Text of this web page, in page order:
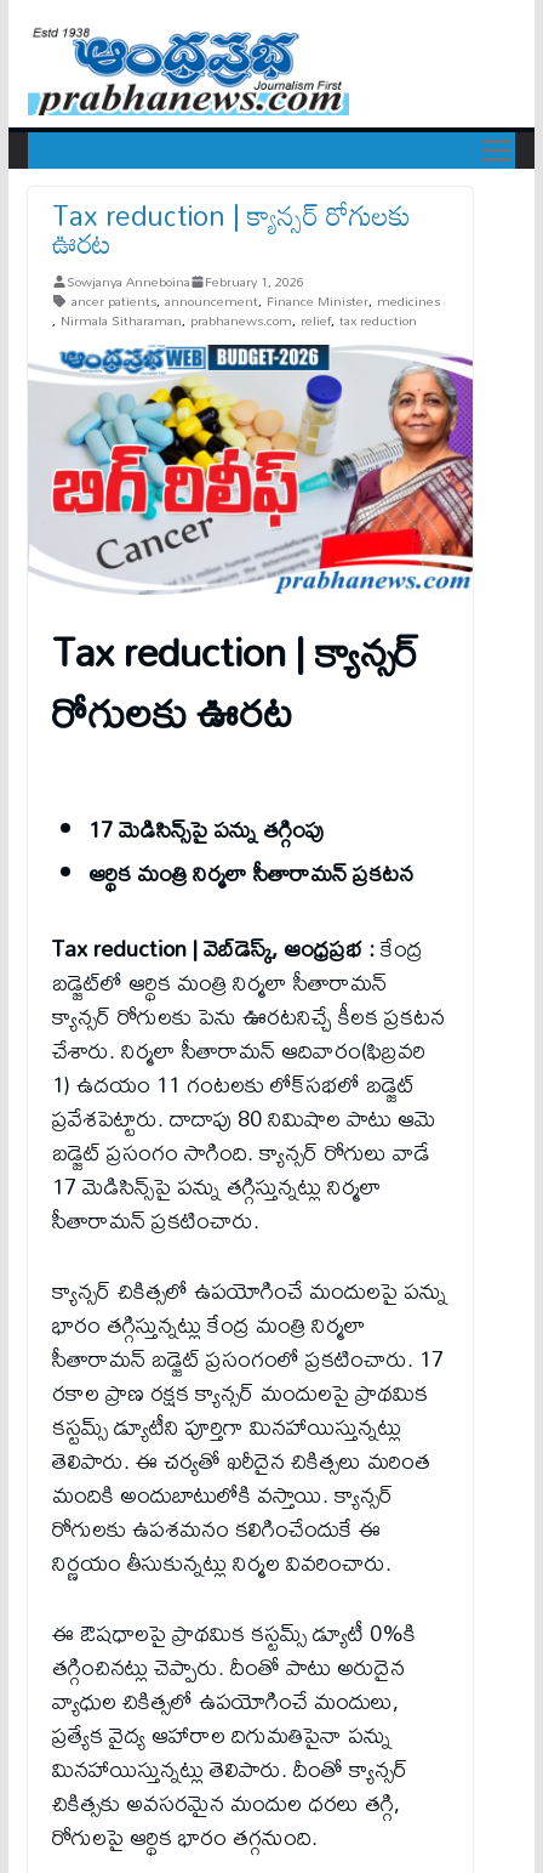
Tax reduction | క్యాన్స‌ర్ రోగుల‌కు
ఊర‌ట‌
Sowjanya Anneboina February 1, 2026
ancer patients, announcement, Finance Minister, medicines
, Nirmala Sitharaman, prabhanews.com, relief, tax reduction
Tax reduction |క్యాన్స‌ర్
రోగుల‌కు ఊర‌ట‌
17 మెడిసిన్స్‌పై పన్ను తగ్గింపు
ఆర్థిక మంత్రి నిర్మలా సీతారామన్ ప్ర‌క‌ట‌న‌
Tax reduction | వెబ్‌డెస్క్‌, ఆంధ్ర‌ప్ర‌భ :కేంద్ర
బడ్జెట్‌లో ఆర్థిక మంత్రి నిర్మలా సీతారామన్
క్యాన్సర్ రోగులకు పెను ఊరటనిచ్చే కీలక ప్రకటన
చేశారు. నిర్మలా సీతారామన్ ఆదివారం(ఫిబ్రవరి
1) ఉదయం 11 గంటలకు లోక్‌సభలో బడ్జెట్
ప్రవేశపెట్టారు. దాదాపు 80 నిమిషాల పాటు ఆమె
బడ్జెట్ ప్రసంగం సాగింది. క్యాన్సర్ రోగులు వాడే
17 మెడిసిన్స్‌పై పన్ను తగ్గిస్తున్న‌ట్లు నిర్మలా
సీతారామన్ ప్రకటించారు.
క్యాన్సర్ చికిత్సలో ఉపయోగించే మందులపై పన్ను
భారం తగ్గిస్తున్నట్లు కేంద్ర మంత్రి నిర్మలా
సీతారామన్ బడ్జెట్ ప్రసంగంలో ప్రకటించారు. 17
రకాల ప్రాణ రక్షక క్యాన్సర్ మందులపై ప్రాథమిక
కస్టమ్స్ డ్యూటీని పూర్తిగా మినహాయిస్తున్నట్లు
తెలిపారు. ఈ చర్యతో ఖరీదైన చికిత్సలు మరింత
మందికి అందుబాటులోకి వస్తాయి. క్యాన్సర్
రోగులకు ఉపశమనం కలిగించేందుకే ఈ
నిర్ణయం తీసుకున్నట్లు నిర్మల వివరించారు.
ఈ ఔషధాలపై ప్రాథమిక కస్టమ్స్ డ్యూటీ 0%కి
తగ్గించినట్లు చెప్పారు. దీంతో పాటు అరుదైన
వ్యాధుల చికిత్సలో ఉపయోగించే మందులు,
ప్రత్యేక వైద్య ఆహారాల దిగుమతిపైనా పన్ను
మినహాయిస్తున్నట్లు తెలిపారు. దీంతో క్యాన్సర్
చికిత్సకు అవసరమైన మందుల ధరలు తగ్గి,
రోగులపై ఆర్థిక భారం తగ్గనుంది.